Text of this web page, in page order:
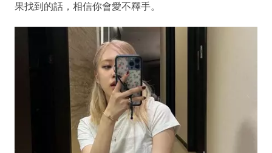
果找到的話，相信你會愛不釋手。